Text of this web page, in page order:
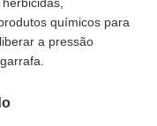
químicos para
a pressão